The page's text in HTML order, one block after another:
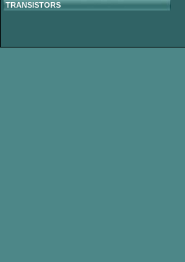
TRANSISTORS